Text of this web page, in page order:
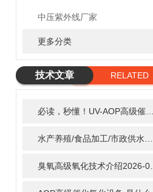
中压紫外线厂家
更多分类
技术文章
RELATED
臭氧高级氧化技术介绍2026-02-27